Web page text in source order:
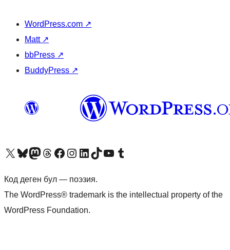
WordPress.com ↗
Matt ↗
bbPress ↗
BuddyPress ↗
Visit our X (formerly Twitter) account
Visit our Bluesky account
Биздин Mastodon түрмөгүбүзгө баш багыңыз
Visit our Threads account
Биздин Facebook баракчабызга кириңиз
Биздин Instagram баракчабызга баш багыңыз
Биздин LinkedIn баракчабызга баш багыңыз
Visit our TikTok account
Visit our YouTube channel
Visit our Tumblr account
Код деген бул — поэзия.
The WordPress® trademark is the intellectual property of the
WordPress Foundation.